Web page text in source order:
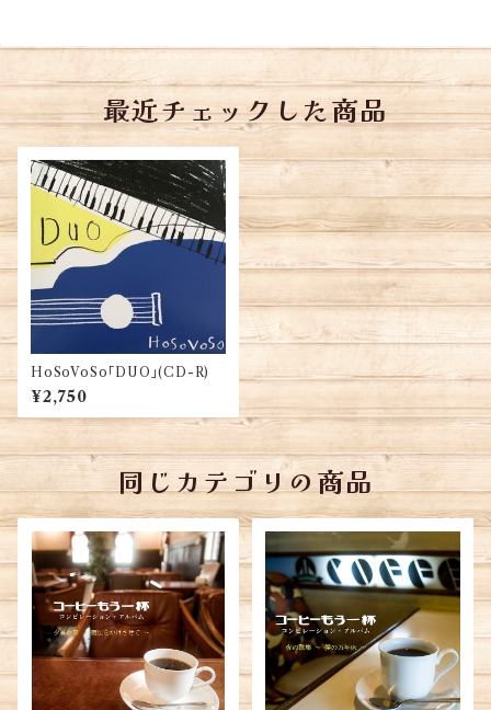
最近チェックした商品
HoSoVoSo「DUO」(CD-R)
¥2,750
同じカテゴリの商品